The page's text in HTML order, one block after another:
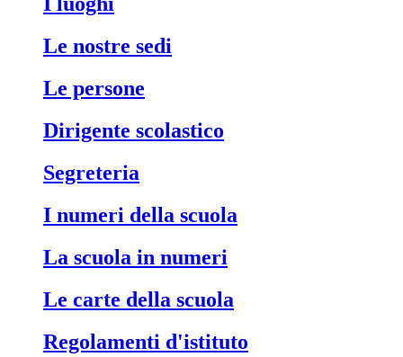
le nostre sedi
le persone
dirigente scolastico
segreteria
i numeri della scuola
la scuola in numeri
le carte della scuola
regolamenti d'istituto